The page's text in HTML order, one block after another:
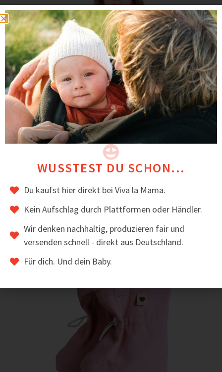
Trageschal aus 100 % Merino Strick
39,00€ inkl. MwSt.
ZUM ARTIKEL
WUSSTEST DU SCHON...
Du kaufst hier direkt bei Viva la Mama.
Kein Aufschlag durch Plattformen oder Händler.
Wir denken nachhaltig, produzieren fair und
versenden schnell - direkt aus Deutschland.
Für dich. Und dein Baby.